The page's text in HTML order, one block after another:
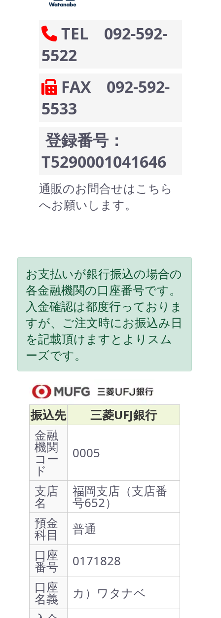
TEL 092-592-
5522
FAX 092-592-
5533
登録番号：
T5290001041646
通販のお問合せはこちら
へお願いします。
お支払いが銀行振込の場合の
各金融機関の口座番号です。
入金確認は都度行っておりま
すが、ご注文時にお振込み日
を記載頂けますとよりスム
ーズです。
振込先
三菱UFJ銀行
金融
機関
コー
ド
0005
支店
名
福岡支店（支店番
号652）
預金
科目
普通
口座
番号
0171828
口座
名義
カ）ワタナベ